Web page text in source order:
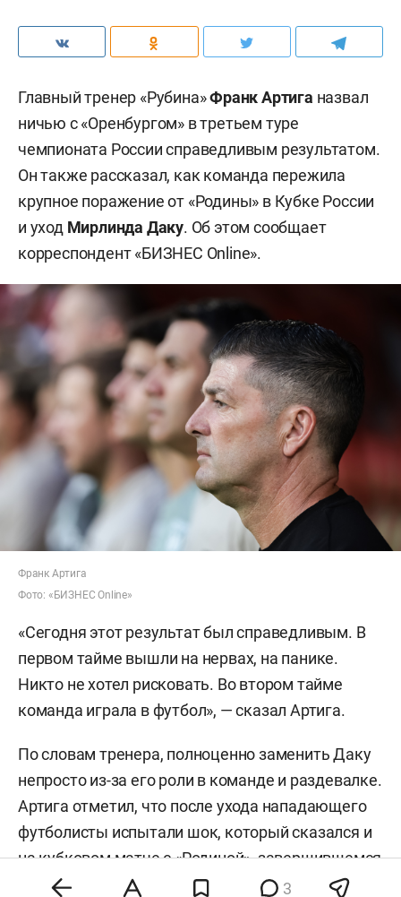
Главный тренер «Рубина»Франк Артига назвал
ничью с «Оренбургом» в третьем туре
чемпионата России справедливым результатом.
Он также рассказал, как команда пережила
крупное поражение от «Родины» в Кубке России
и уход Мирлинда Даку. Об этом сообщает
корреспондент «БИЗНЕС Online».
Франк Артига
Фото: «БИЗНЕС Online»
«Сегодня этот результат был справедливым. В
первом тайме вышли на нервах, на панике.
Никто не хотел рисковать. Во втором тайме
команда играла в футбол», — сказал Артига.
По словам тренера, полноценно заменить Даку
непросто из-за его роли в команде и раздевалке.
Артига отметил, что после ухода нападающего
футболисты испытали шок, который сказался и
на кубковом матче с «Родиной», завершившемся
поражением «Рубина» со счетом 0:5.3